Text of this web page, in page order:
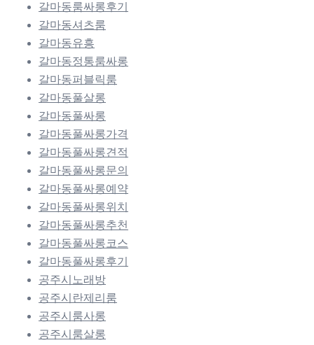
갈마동룸싸롱후기
갈마동셔츠룸
갈마동유흥
갈마동정통룸싸롱
갈마동퍼블릭룸
갈마동풀살롱
갈마동풀싸롱
갈마동풀싸롱가격
갈마동풀싸롱견적
갈마동풀싸롱문의
갈마동풀싸롱예약
갈마동풀싸롱위치
갈마동풀싸롱추천
갈마동풀싸롱코스
갈마동풀싸롱후기
공주시노래방
공주시란제리룸
공주시룸사롱
공주시룸살롱